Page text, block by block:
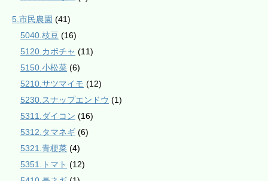
5.市民農園 (41)
5040.枝豆 (16)
5120.カボチャ (11)
5150.小松菜 (6)
5210.サツマイモ (12)
5230.スナップエンドウ (1)
5311.ダイコン (16)
5312.タマネギ (6)
5321.青梗菜 (4)
5351.トマト (12)